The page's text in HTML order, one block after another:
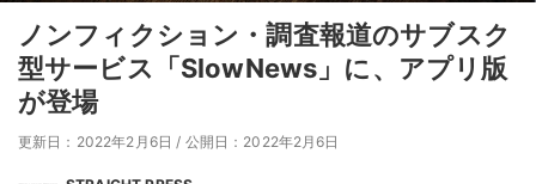
ノンフィクション・調査報道のサブスク
型サービス「SlowNews」に、アプリ版
が登場
更新日：2022年2月6日 / 公開日：2022年2月6日